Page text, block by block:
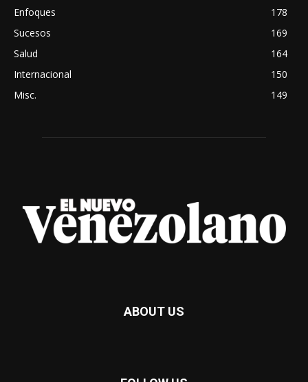
Enfoques
178
Sucesos
169
Salud
164
Internacional
150
Misc.
149
ABOUT US